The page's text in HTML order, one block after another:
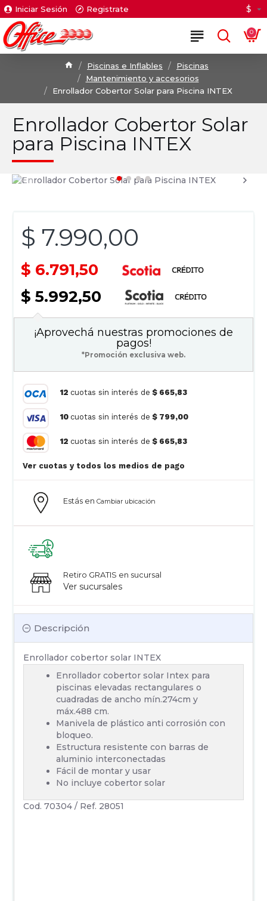
Iniciar Sesión Registrate $
0
Piscinas e Inflables
Piscinas
Mantenimiento y accesorios
Enrollador Cobertor Solar para Piscina INTEX
Enrollador Cobertor Solar
para Piscina INTEX
$ 7.990,00
$ 6.791,50
$ 5.992,50
Descripción
Enrollador cobertor solar INTEX
Enrollador cobertor solar Intex para
piscinas elevadas rectangulares o
cuadradas de ancho mín.274cm y
máx.488 cm.
Manivela de plástico anti corrosión con
bloqueo.
Estructura resistente con barras de
aluminio interconectadas
Fácil de montar y usar
No incluye cobertor solar
Cod. 70304 / Ref. 28051
Estás en Cambiar ubicación
Retiro GRATIS en sucursal
Ver sucursales
¡Aprovechá nuestras promociones de
pagos!
*Promoción exclusiva web.
12 cuotas sin interés de $ 665,83
10 cuotas sin interés de $ 799,00
12 cuotas sin interés de $ 665,83
Ver cuotas y todos los medios de pago